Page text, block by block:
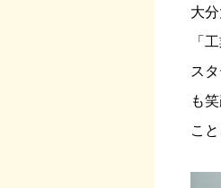
大
「
ス
も
こ